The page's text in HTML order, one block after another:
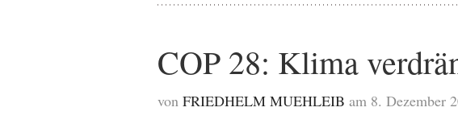
COP 28: Klima
von FRIEDHELM MUEHLEIB am 8. Dezember